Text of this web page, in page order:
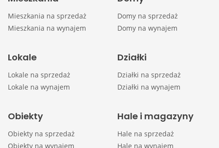
Mieszkania na sprzedaż
Mieszkania na wynajem
Domy na sprzedaż
Domy na wynajem
Lokale
Lokale na sprzedaż
Lokale na wynajem
Działki
Działki na sprzedaż
Działki na wynajem
Obiekty
Obiekty na sprzedaż
Obiekty na wynajem
Hale i magazyny
Hale na sprzedaż
Hale na wynajem